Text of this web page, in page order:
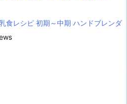
食レシピ 初期～中期 ハンドブレンダ